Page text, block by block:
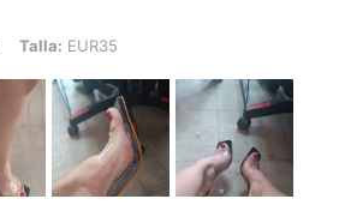
Talla: EUR35